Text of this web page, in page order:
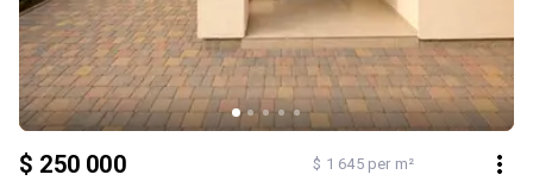
$ 250 000 $ 1 645 per m²